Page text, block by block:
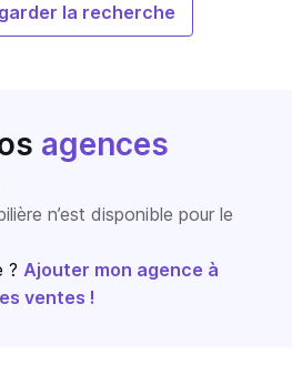
la recherche
agences
n’est disponible pour le
? Ajouter mon agence à
ventes !